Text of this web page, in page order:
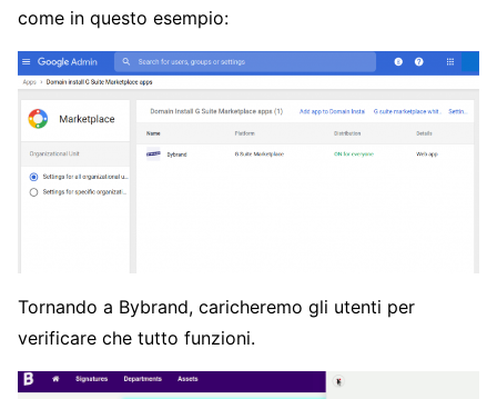
come in questo esempio:
Tornando a Bybrand, caricheremo gli utenti per
verificare che tutto funzioni.